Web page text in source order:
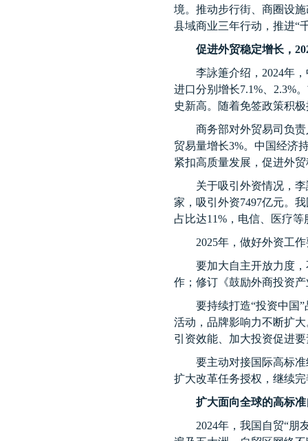
境。推动步行街、商圈设
县域商业三年行动，推进“
促进外贸稳定增长，
李詠箑介绍， 2024年，
进口分别增长7.1%、 2.3%
史新高。随着免签政策积
商务部对外贸易司负
贸易量增长3%。中国经济
紧扣高质量发展，促进外
关于吸引外资情况，
家，吸引外资7497亿元。
占比达11%，电信、医疗等
2025年，做好外资工
要加大自主开放力度
作；修订《鼓励外商投资
要持续打造“投资中国
活动，品牌影响力不断扩
引资效能、加大投资促进
要主动对接国际高标
扩大改革任务授权，继续
扩大面向全球的高标
2024年，我国自贸“朋